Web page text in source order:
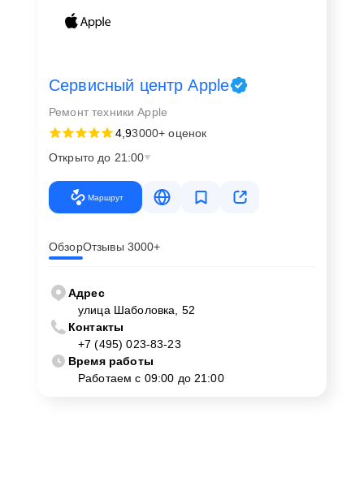
Сервисный центр Apple
Ремонт техники Apple
4,93000+ оценок
Открыто до 21:00
Маршрут
ОбзорОтзывы 3000+
Адрес
улица Шаболовка, 52
Контакты
+7 (495) 023-83-23
Время работы
Работаем с 09:00 до 21:00